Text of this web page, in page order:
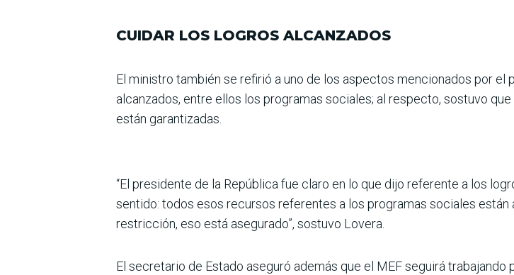
CUIDAR LOS LOGROS ALCANZADOS
El ministro también se refi­rió a uno de los aspectos mencionados por
alcanzados, entre ellos los programas sociales; al res­pecto, sostuvo
están garantizadas.
“El presidente de la Repú­blica fue claro en lo que dijo referente a los
sen­tido: todos esos recursos refe­rentes a los programas socia­les están
restricción, eso está asegu­rado”, sostuvo Lovera.
El secretario de Estado ase­guró además que el MEF seguirá